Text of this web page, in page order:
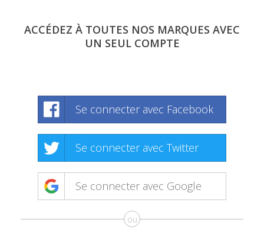
ACCÉDEZ À TOUTES NOS MARQUES AVEC
UN SEUL COMPTE
Se connecter avec Facebook
Se connecter avec Twitter
Se connecter avec Google
ou